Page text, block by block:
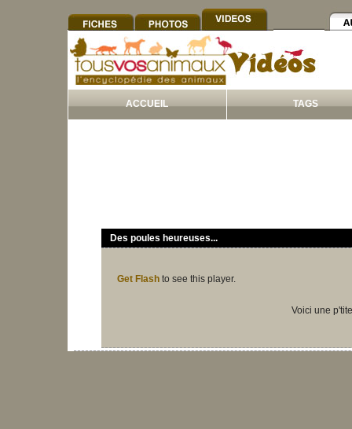
ACCUEIL TAGS
Des poules heureuses...
Get Flash to see this player.
Voici une